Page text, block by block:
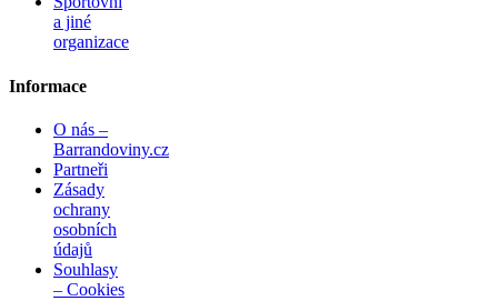
a jiné
organizace
Informace
O nás –
Barrandoviny.cz
Partneři
Zásady
ochrany
osobních
údajů
Souhlasy
– Cookies